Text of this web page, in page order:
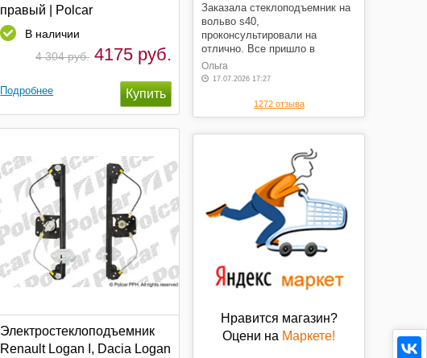
правый | Polcar
В наличии
4 304 руб. 4175 руб.
Подробнее
Электростеклоподъемник
Renault Logan I, Dacia Logan
Заказала стеклоподъемник на
вольво s40,
проконсультировали на
отлично. Все пришло в
оговоренные сроки, в отличном
состоянии, по оговоренной
Ольга
17.07.2026 17:27
1272 отзыва
Нравится магазин?
Оцени на Маркете!